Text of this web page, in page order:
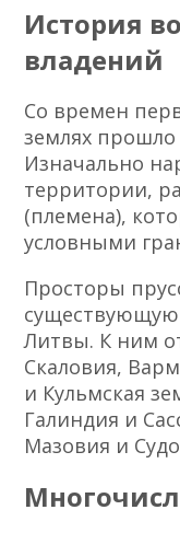
История
владений
Со времен
землях прошло
Изначально
территории,
(племена),
условными
Просторы
существующую
Литвы. К ним
Скаловия,
и Кульмская
Галиндия и
Мазовия и